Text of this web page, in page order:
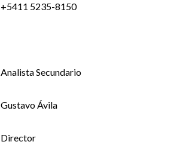
+5411 5235-8150
Analista Secundario
Gustavo Ávila
Director